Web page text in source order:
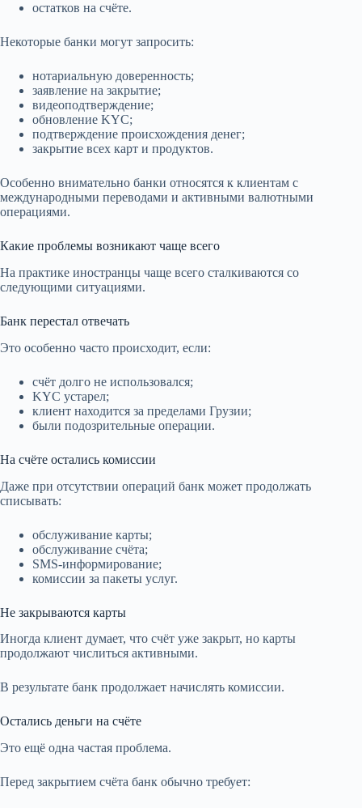
остатков на счёте.
Некоторые банки могут запросить:
нотариальную доверенность;
заявление на закрытие;
видеоподтверждение;
обновление KYC;
подтверждение происхождения денег;
закрытие всех карт и продуктов.
Особенно внимательно банки относятся к клиентам с
международными переводами и активными валютными
операциями.
Какие проблемы возникают чаще всего
На практике иностранцы чаще всего сталкиваются со
следующими ситуациями.
Банк перестал отвечать
Это особенно часто происходит, если:
счёт долго не использовался;
KYC устарел;
клиент находится за пределами Грузии;
были подозрительные операции.
На счёте остались комиссии
Даже при отсутствии операций банк может продолжать
списывать:
обслуживание карты;
обслуживание счёта;
SMS-информирование;
комиссии за пакеты услуг.
Не закрываются карты
Иногда клиент думает, что счёт уже закрыт, но карты
продолжают числиться активными.
В результате банк продолжает начислять комиссии.
Остались деньги на счёте
Это ещё одна частая проблема.
Перед закрытием счёта банк обычно требует: